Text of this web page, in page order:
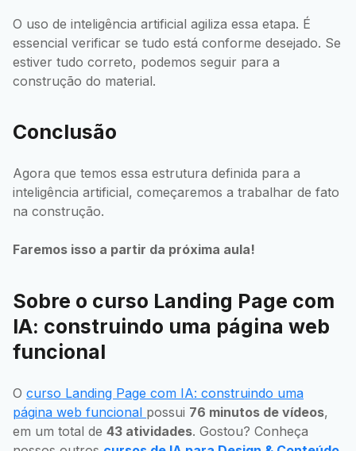
O uso de inteligência artificial agiliza essa etapa. É
essencial verificar se tudo está conforme desejado. Se
estiver tudo correto, podemos seguir para a
construção do material.
Conclusão
Agora que temos essa estrutura definida para a
inteligência artificial, começaremos a trabalhar de fato
na construção.
Faremos isso a partir da próxima aula!
Sobre o curso Landing Page com
IA: construindo uma página web
funcional
O curso Landing Page com IA: construindo uma
página web funcional possui 76 minutos de vídeos,
em um total de 43 atividades. Gostou? Conheça